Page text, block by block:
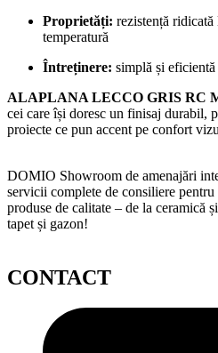
Proprietăți: rezistență
temperatură
Întreținere: simplă și eficientă
ALAPLANA LECCO GRIS RC
cei care își doresc un finisaj durabil,
proiecte ce pun accent pe confort
DOMIO Showroom de amenajări
servicii complete de consiliere pentru
produse de calitate – de la ceramică
tapet și gazon!
CONTACT